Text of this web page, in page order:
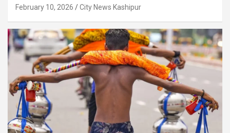
February 10, 2026 City News Kashipur